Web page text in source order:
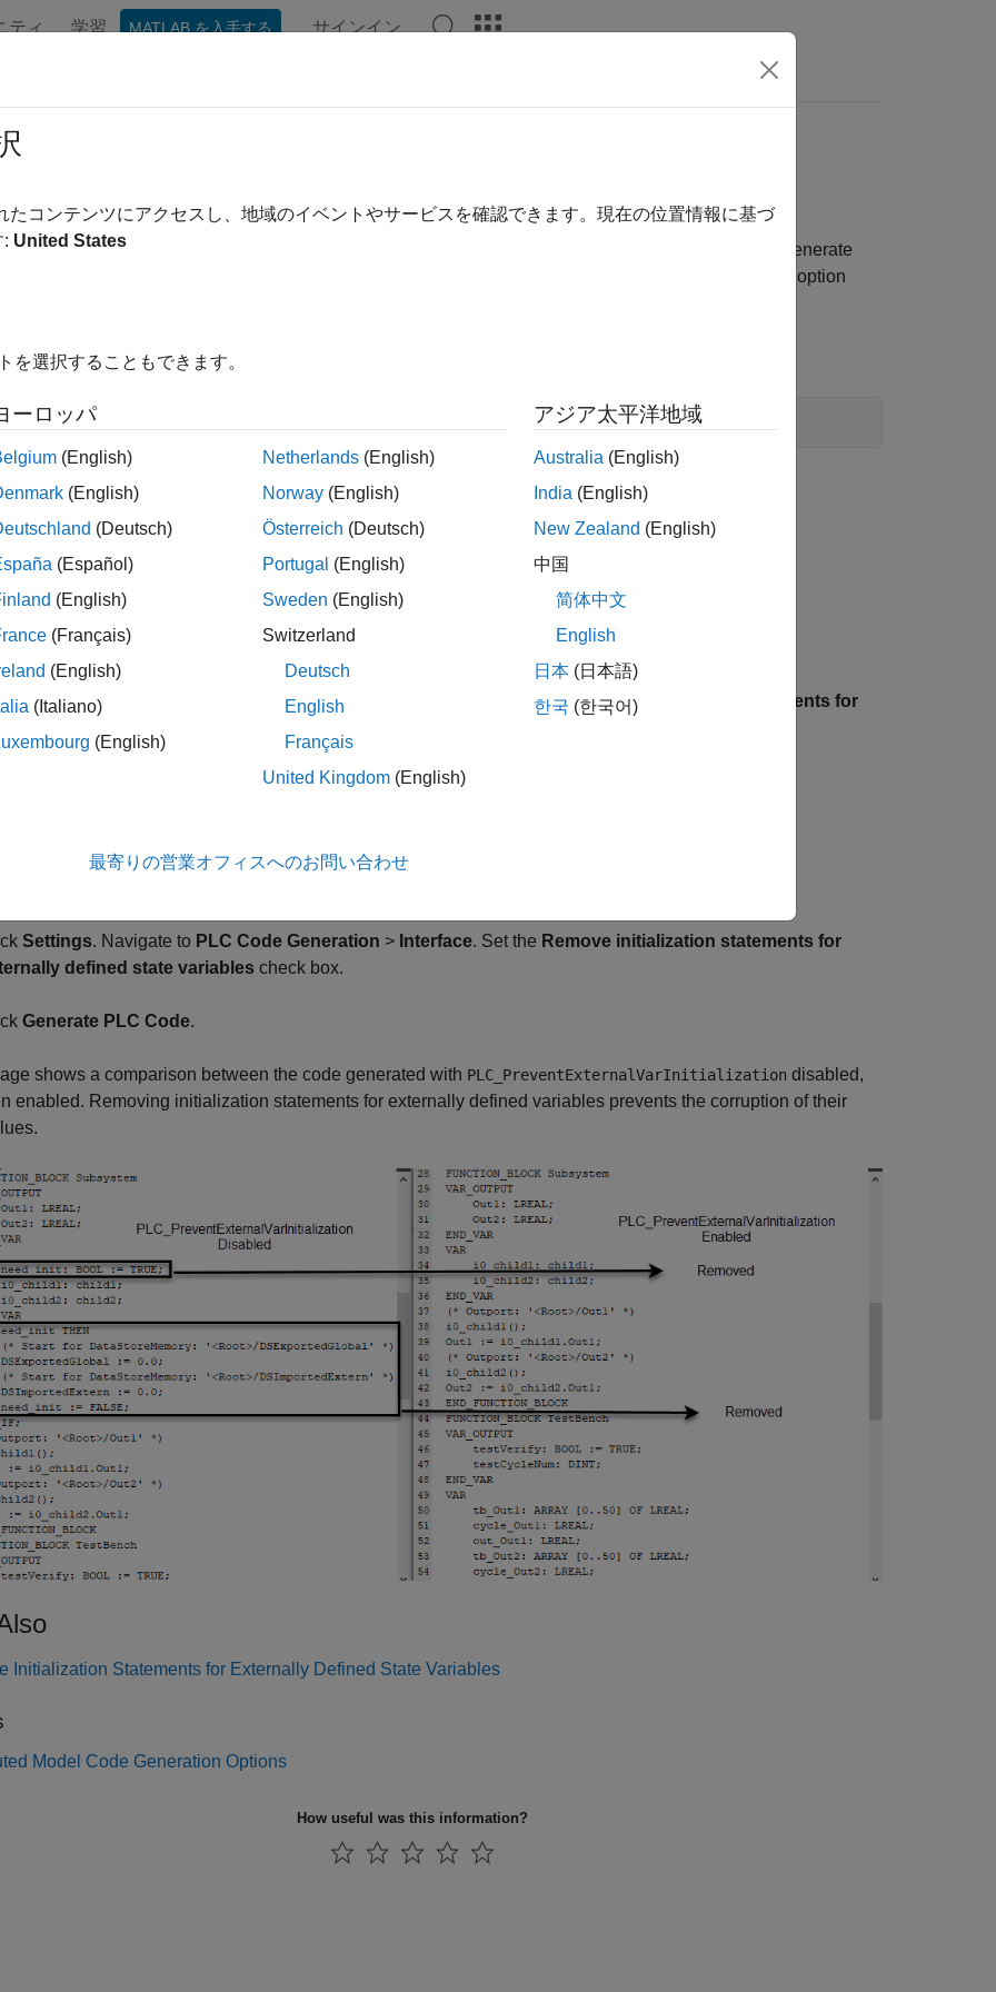
ティ 学習 MATLAB を入手する サインイン
Code Structure for
shows you how to enable the
option for your model, generate
option
thePLC_PreventExternalVarInitializationExample
'plccoder/PreventExternalVarInitializationExample'
all the model files to a folder of your choice.
the External_Var_Distributed_Codegenmodel.
theSimulink PLC Coder app, and select the
Settings. Navigate to PLC Code Generation . Clear theRemove initialization statements for
Settings. Navigate to PLC Code Generation > Interface. Set the Remove initialization statements for
defined state variables check box.
Generate PLC Code.
shows a comparison between the code generated with PLC_PreventExternalVarInitialization disabled,
enabled. Removing initialization statements for externally defined variables prevents the corruption of their
Initialization Statements for Externally Defined State Variables
Model Code Generation Options
How useful was this information?
たコンテンツにアクセスし、地域のイベントやサービスを確認できます。現在の位置情報に基づ
: United States
を選択することもできます。
ーロッパ
(English)
(English)
(Deutsch)
(Español)
(English)
(Français)
(English)
(Italiano)
(English)
Netherlands (English)
Norway (English)
Österreich (Deutsch)
Portugal (English)
Sweden (English)
Switzerland
Deutsch
English
Français
United Kingdom (English)
アジア太平洋地域
Australia (English)
India (English)
New Zealand (English)
中国
简体中文
English
日本 (日本語)
한국 (한국어)
最寄りの営業オフィスへのお問い合わせ